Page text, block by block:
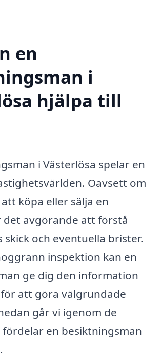
en
i
hjälpa till
i Västerlösa spelar en
Oavsett om
köpa eller sälja en
avgörande att förstå
skick och eventuella brister.
inspektion kan en
ge dig den information
att göra välgrundade
går vi igenom de
en besiktningsman